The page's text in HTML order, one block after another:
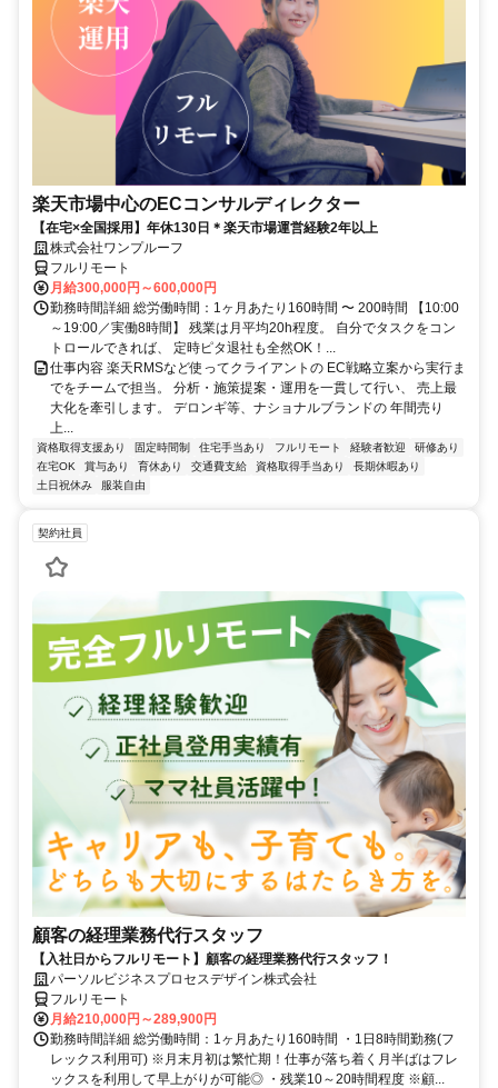
楽天市場中心のECコンサルディレクター
【在宅×全国採用】年休130日＊楽天市場運営経験2年以上
株式会社ワンプルーフ
フルリモート
月給300,000円～600,000円
勤務時間詳細 総労働時間：1ヶ月あたり160時間 〜 200時間 【10:00
～19:00／実働8時間】 残業は月平均20h程度。 自分でタスクをコン
トロールできれば、 定時ピタ退社も全然OK！...
仕事内容 楽天RMSなど使ってクライアントの EC戦略立案から実行ま
でをチームで担当。 分析・施策提案・運用を一貫して行い、 売上最
大化を牽引します。 デロンギ等、ナショナルブランドの 年間売り
上...
資格取得支援あり 固定時間制 住宅手当あり フルリモート 経験者歓迎
研修あり
在宅OK
賞与あり 育休あり 交通費支給 資格取得手当あり
長期休暇あり
土日祝休み
服装自由
契約社員
顧客の経理業務代行スタッフ
【入社日からフルリモート】顧客の経理業務代行スタッフ！
パーソルビジネスプロセスデザイン株式会社
フルリモート
月給210,000円～289,900円
勤務時間詳細 総労働時間：1ヶ月あたり160時間 ・1日8時間勤務(フ
レックス利用可) ※月末月初は繁忙期！仕事が落ち着く月半ばはフレ
ックスを利用して早上がりが可能◎ ・残業10～20時間程度 ※顧...